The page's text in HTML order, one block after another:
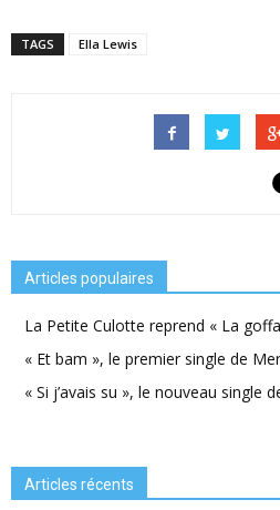
TAGS Ella Lewis
Articles populaires
La Petite Culotte reprend « La
« Et bam », le premier single de
« Si j’avais su », le nouveau single
Articles récents